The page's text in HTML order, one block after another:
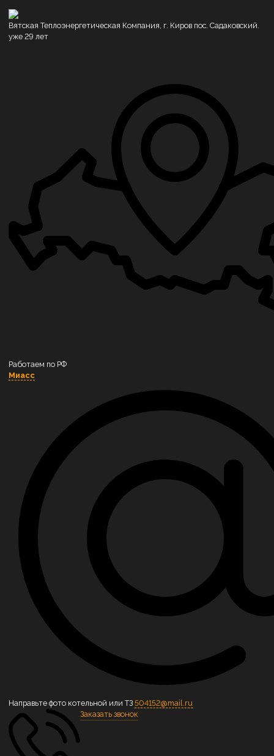
Вятская Теплоэнергетическая Компания, г. Киров пос. Садаковский.
уже 29 лет
Работаем по РФ
Миасс
Направьте фото котельной или ТЗ 504152@mail.ru
Заказать звонок
Котлы водогрейные
Котлы на дровах
Котлы на газе
Котельное оборудование
Сушильные камеры «Вятка»
Блочно-модульная котельная